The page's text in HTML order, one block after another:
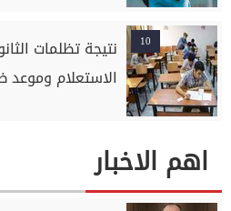
10
الاستعلام وموعد
اهم الاخبار